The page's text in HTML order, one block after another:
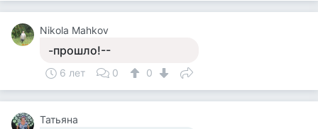
Nikola Mahkov
-прошло!--
6 лет 0 0
Татьяна